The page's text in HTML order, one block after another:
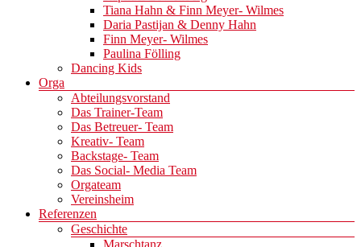
Tiana Hahn & Finn Meyer- Wilmes
Daria Pastijan & Denny Hahn
Finn Meyer- Wilmes
Paulina Fölling
Dancing Kids
Orga
Abteilungsvorstand
Das Trainer-Team
Das Betreuer- Team
Kreativ- Team
Backstage- Team
Das Social- Media Team
Orgateam
Vereinsheim
Referenzen
Geschichte